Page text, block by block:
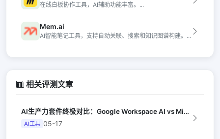
在线白板协作工具，AI辅助功能丰富。...
Mem.ai
AI智能笔记工具，支持自动关联、搜索和知识图谱构建。...
相关评测文章
AI生产力套件终极对比：Google Workspace AI vs Micro...
AI工具 05-17